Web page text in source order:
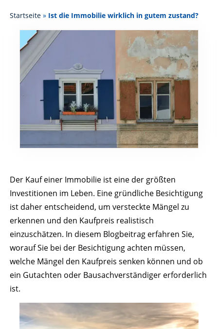
Startseite » Ist die Immobilie wirklich in gutem zustand?
Der Kauf einer Immobilie ist eine der größten
Investitionen im Leben. Eine gründliche Besichtigung
ist daher entscheidend, um versteckte Mängel zu
erkennen und den Kaufpreis realistisch
einzuschätzen. In diesem Blogbeitrag erfahren Sie,
worauf Sie bei der Besichtigung achten müssen,
welche Mängel den Kaufpreis senken können und ob
ein Gutachten oder Bausachverständiger erforderlich
ist.